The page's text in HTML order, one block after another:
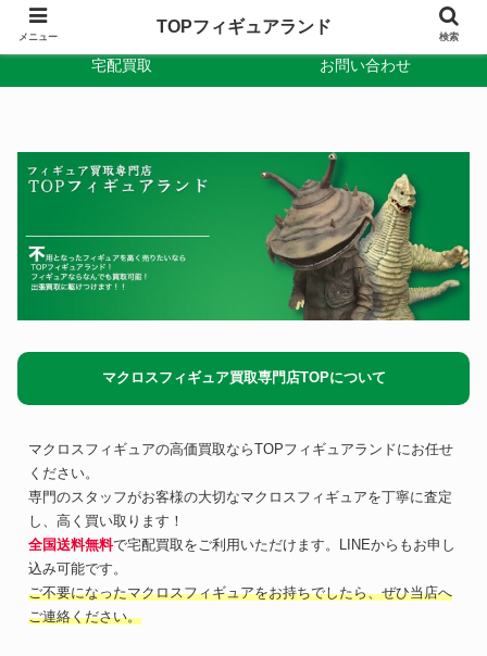
TOPフィギュアランド
宅配買取 お問い合わせ
マクロスフィギュア買取専門店TOPについて
マクロスフィギュアの高価買取ならTOPフィギュアランドにお任せ
ください。
専門のスタッフがお客様の大切なマクロスフィギュアを丁寧に査定
し、高く買い取ります！
全国送料無料で宅配買取をご利用いただけます。LINEからもお申し
込み可能です。
ご不要になったマクロスフィギュアをお持ちでしたら、ぜひ当店へ
ご連絡ください。
メニュー
TOPフィギュアランド
検索